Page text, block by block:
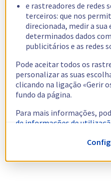
e rastreadores de redes
terceiros: que nos
direcionada, medir a
determinados dados
publicitários e as redes
Pode aceitar todos os
personalizar as suas
clicando na ligação «Gerir
fundo da página.
Para mais informações,
de informações de